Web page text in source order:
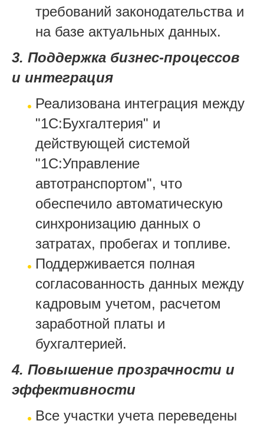
требований законодательства и
на базе актуальных данных.
3. Поддержка бизнес-процессов
и интеграция
Реализована интеграция между
"1С:Бухгалтерия" и
действующей системой
"1С:Управление
автотранспортом", что
обеспечило автоматическую
синхронизацию данных о
затратах, пробегах и топливе.
Поддерживается полная
согласованность данных между
кадровым учетом, расчетом
заработной платы и
бухгалтерией.
4. Повышение прозрачности и
эффективности
Все участки учета переведены